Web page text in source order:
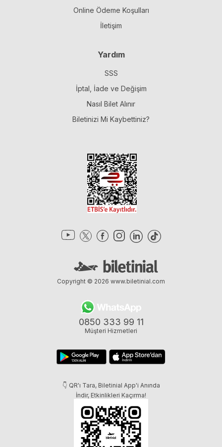
Online Ödeme Koşulları
İletişim
Yardım
SSS
İptal, İade ve Değişim
Nasıl Bilet Alınır
Biletinizi Mi Kaybettiniz?
0850 333 99 11
Müşteri Hizmetleri
👇 QR'ı Tara, Biletinial App'i Anında
İndir, Etkinlikleri Kaçırma!
Copyright © 2026 www.biletinial.com